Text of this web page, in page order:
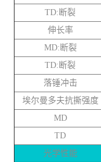
TD:断裂
伸长率
MD:断裂
TD:断裂
落锤冲击
埃尔曼多夫抗撕强度
MD
TD
光学性能